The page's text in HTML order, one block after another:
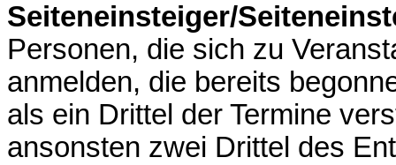
Seiteneinsteiger/
Personen, die sich zu
anmelden, die bereits
als ein Drittel der Termine
ansonsten zwei Drittel des